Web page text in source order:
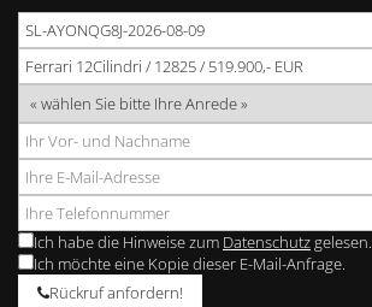
Ich habe die Hinweise zum Datenschutzgelesen.
Ich möchte eine Kopie dieser E-Mail-Anfrage.
Rückruf anfordern!